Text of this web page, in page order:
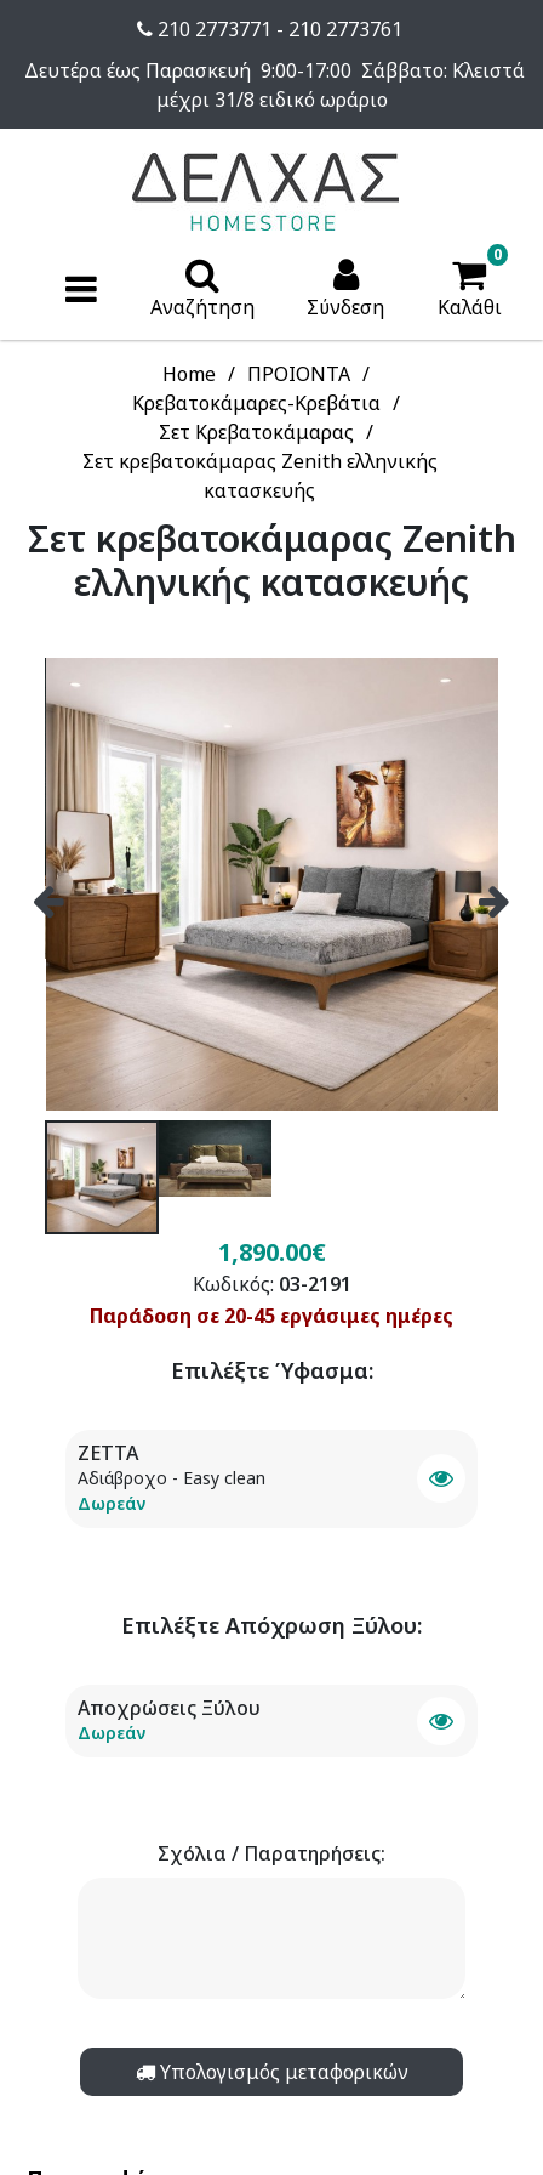
210 2773771 - 210 2773761
Δευτέρα έως Παρασκευή 9:00-17:00 Σάββατο: Κλειστά
μέχρι 31/8 ειδικό ωράριο
Αναζήτηση Σύνδεση
0
Καλάθι
Home
ΠΡΟΙΟΝΤΑ
Κρεβατοκάμαρες-Κρεβάτια
Σετ Κρεβατοκάμαρας
Σετ κρεβατοκάμαρας Zenith ελληνικής
κατασκευής
Σετ κρεβατοκάμαρας Zenith
ελληνικής κατασκευής
1,890.00€
Κωδικός: 03-2191
Παράδοση σε 20-45 εργάσιμες ημέρες
Επιλέξτε Ύφασμα:
ZETTA
Αδιάβροχο - Easy clean
Δωρεάν
Επιλέξτε Απόχρωση Ξύλου:
Αποχρώσεις Ξύλου
Δωρεάν
Σχόλια / Παρατηρήσεις:
Υπολογισμός μεταφορικών